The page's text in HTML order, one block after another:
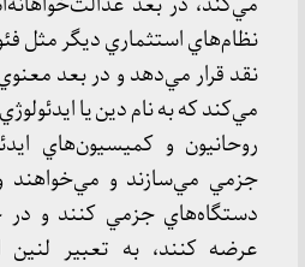
نظام‌هاي استثماري ديگر مثل
نقد قرار مي‌دهد و در بعد
مي‌كند كه به نام دين يا
روحانيون و كميسيون‌هاي
جزمي مي‌سازند و مي‌خواهند
دستگاه‌هاي جزمي كنند و در
عرضه كنند، به تعبير لنين